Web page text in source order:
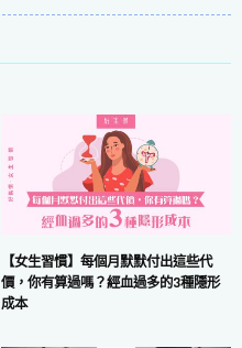
【女生習慣】每個月默默付出這些代
價，你有算過嗎？經血過多的3種隱形
成本